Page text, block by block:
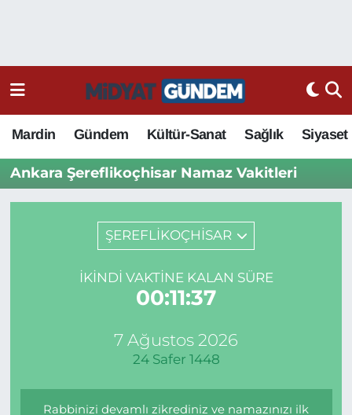
Mardin Gündem Kültür-Sanat Sağlık Siyaset
Ankara Şereflikoçhisar Namaz Vakitleri
ŞEREFLİKOÇHİSAR
İKINDI VAKTINE KALAN SÜRE
00:11:37
7 Ağustos 2026
24 Safer 1448
Rabbinizi devamlı zikrediniz ve namazınızı ilk